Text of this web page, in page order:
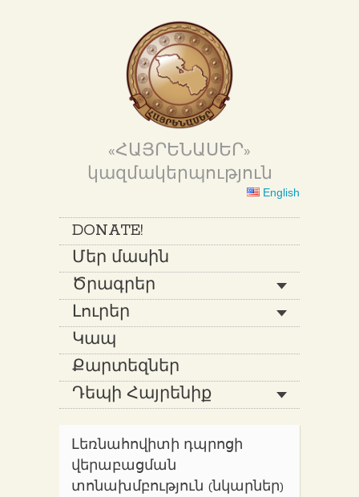
«ՀԱՅՐԵՆԱՍԵՐ»
կազմակերպություն
English
DONATE!
Մեր մասին
Ծրագրեր
Լուրեր
Կապ
Քարտեզներ
Դեպի Հայրենիք
Լեռնահովիտի դպրոցի
վերաբացման
տոնախմբություն (նկարներ)